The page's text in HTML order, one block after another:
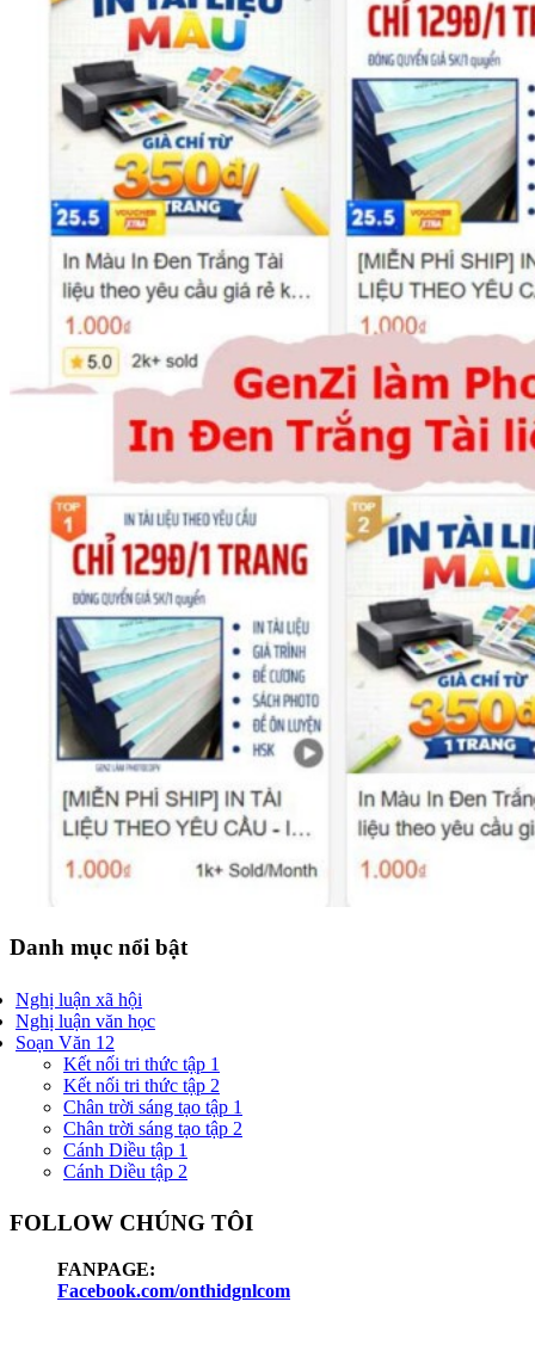
Danh mục nổi bật
Nghị luận xã hội
Nghị luận văn học
Soạn Văn 12
Kết nối tri thức tập 1
Kết nối tri thức tập 2
Chân trời sáng tạo tập 1
Chân trời sáng tạo tập 2
Cánh Diều tập 1
Cánh Diều tập 2
FOLLOW CHÚNG TÔI
FANPAGE:
Facebook.com/onthidgnlcom